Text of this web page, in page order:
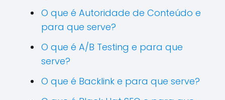
O que é Autoridade de Conteúdo e
para que serve?
O que é A/B Testing e para que
serve?
O que é Backlink e para que serve?